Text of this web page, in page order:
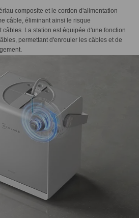
composite et le cordon d'alimentation
câble, éliminant ainsi le risque
câbles. La station est équipée d'une fonction
permettant d'enrouler les câbles et de